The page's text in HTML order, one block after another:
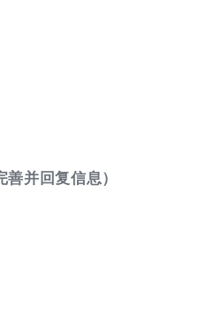
并回复信息）